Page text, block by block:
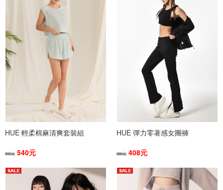
HUE 輕柔棉麻清爽套裝組
900元 540元
HUE 彈力零著感女團褲
680元 408元